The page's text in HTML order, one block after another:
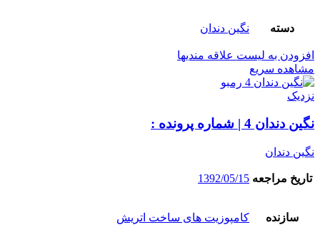
دسته نگین دندان
افزودن به لیست علاقه مندیها
مشاهده سریع
نزدیک
نگین دندان 4 | شماره پرونده :
نگین دندان
تاریخ مراجعه 1392/05/15
سازنده کامپوزیت های ساخت اتریش